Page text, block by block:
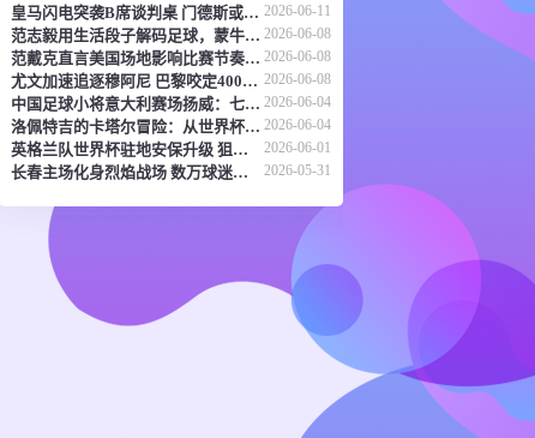
皇马闪电突袭B席谈判桌 门德斯或成关键先生 2026-06-11
范志毅用生活段子解码足球，蒙牛真果粒《混世宝典》玩出新花样 2026-06-08
范戴克直言美国场地影响比赛节奏 橙衣军团蓄势待发剑指世界杯 2026-06-08
尤文加速追逐穆阿尼 巴黎咬定4000万欧元不放 2026-06-08
中国足球小将意大利赛场扬威：七连胜登顶，五球横扫北欧豪门！ 2026-06-04
洛佩特吉的卡塔尔冒险：从世界杯突围到直面豪强差距 2026-06-04
英格兰队世界杯驻地安保升级 狙击防线与无人机干扰枪严阵以待 2026-06-01
长春主场化身烈焰战场 数万球迷呐喊点燃东北德比 2026-05-31